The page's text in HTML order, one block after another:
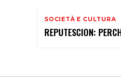
SOCIETÀ E CULTURA
REPUTESCION: